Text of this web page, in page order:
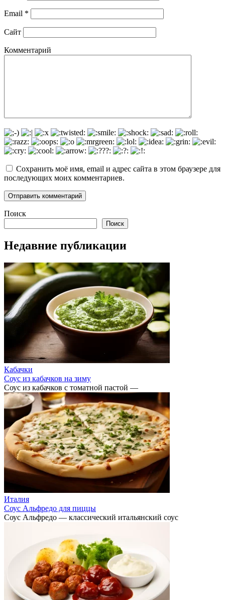
Email *
Сайт
Комментарий
Сохранить моё имя, email и адрес сайта в этом браузере для
последующих моих комментариев.
Поиск
Поиск
Недавние публикации
Кабачки
Соус из кабачков на зиму
Соус из кабачков с томатной пастой —
Италия
Соус Альфредо для пиццы
Соус Альфредо — классический итальянский соус